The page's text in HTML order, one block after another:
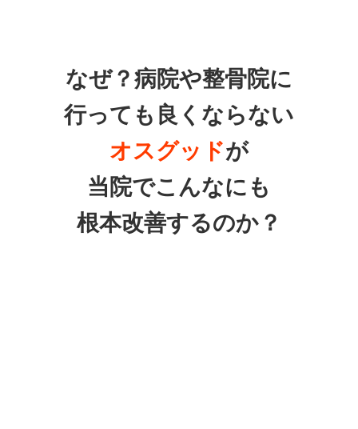
なぜ？病院や整骨院に
行っても良くならない
オスグッドが
当院でこんなにも
根本改善するのか？